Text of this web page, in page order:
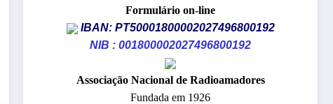
Formulário on-line
IBAN: PT50001800002027496800192
NIB : 001800002027496800192
​Associação Nacional de Radioamadores
Fundada em 1926